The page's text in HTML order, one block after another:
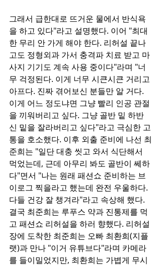
그래서 급한대로 뜨거운 물에서 반식욕
을 하고 있다"라고 설명했다. 이어 "최대
한 무리 안 가게 해야 한다. 리허설 끝나
고도 정형외과 가서 충격파 치료 받고 마
사지 기기도 계속 사용 중이다"라며 "너
무 걱정된다. 이게 너무 시큰시큰 거리고
아프다. 진짜 겪어보신 분들만 알 거다.
이게 어느 정도냐면 그냥 빨리 인공 관절
을 끼워버리고 싶다. 그냥 골반 밑 하반
신 밑을 잘라버리고 싶다"라고 극심한 고
통을 호소했다. 이후 외출 준비에 나선 최
준희는 "일단 대충 씻고 와서 식단해서
먹었는데, 근데 아무리 봐도 골반이 쎄하
다"면서 "나는 원래 패션쇼 준비하는 브
이로그 찍을라고 했는데 완전 우울하다.
다들 건강 잘 챙겨라"라고 속상해 했다.
결국 최준희는 루푸스 약과 진통제를 먹
고 패션쇼 리허설을 하러 향했다. 리허설
장에 도착한 최준희는 오빠 최환희(지플
랫)과 만나 "이거 유튜브다"라며 카메라
를 들이밀었지만, 최환희는 가볍게 무시